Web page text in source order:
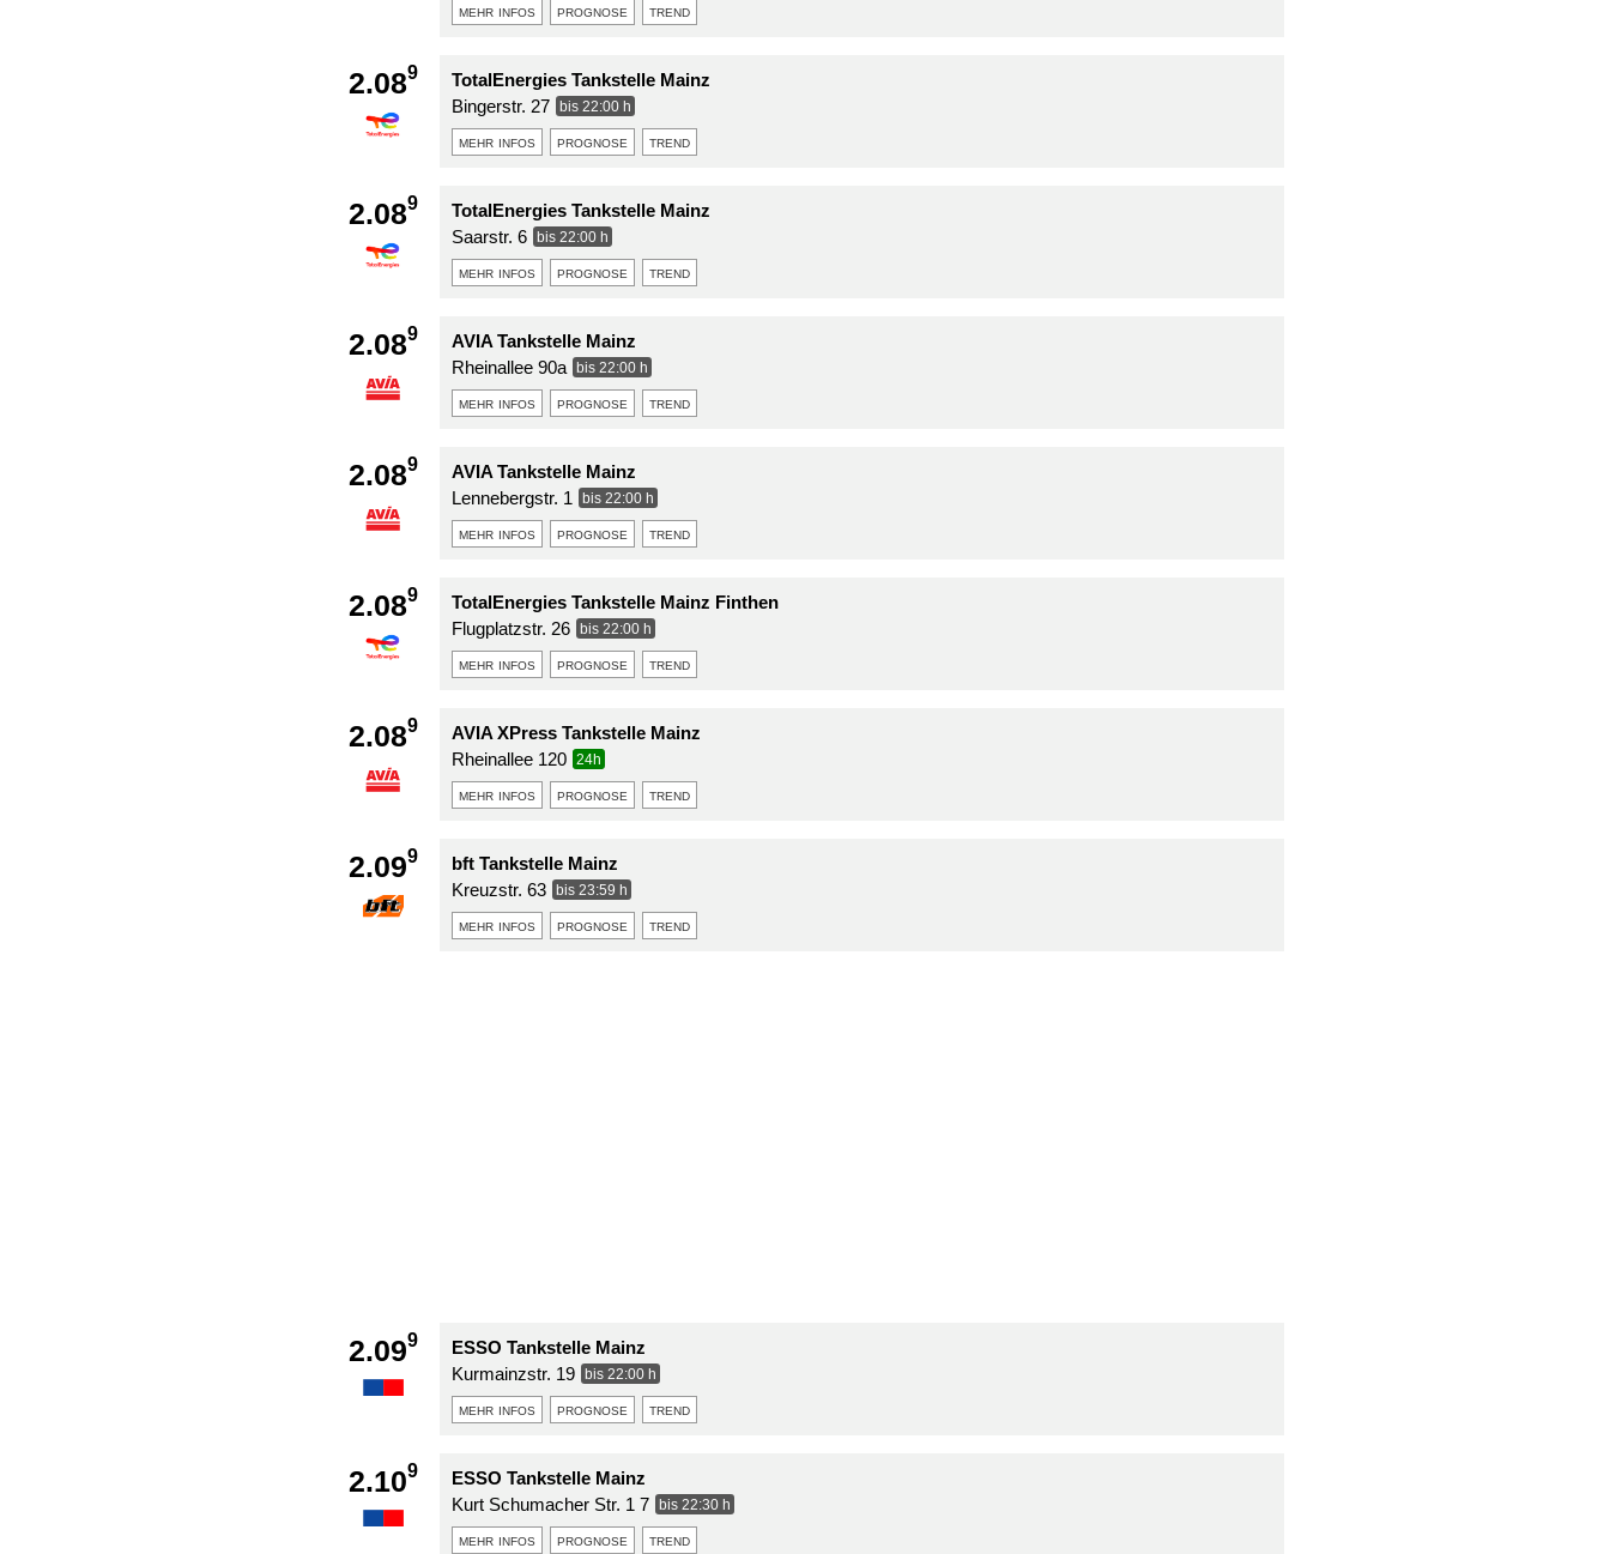
mehr infos prognose trend
2.089
TotalEnergies Tankstelle Mainz
Bingerstr. 27
bis 22:00 h
mehr infos prognose trend
2.089
TotalEnergies Tankstelle Mainz
Saarstr. 6
bis 22:00 h
mehr infos prognose trend
2.089
AVIA Tankstelle Mainz
Rheinallee 90a
bis 22:00 h
mehr infos prognose trend
2.089
AVIA Tankstelle Mainz
Lennebergstr. 1
bis 22:00 h
mehr infos prognose trend
2.089
TotalEnergies Tankstelle Mainz Finthen
Flugplatzstr. 26
bis 22:00 h
mehr infos prognose trend
2.089
AVIA XPress Tankstelle Mainz
Rheinallee 120
24h
mehr infos prognose trend
2.099
bft Tankstelle Mainz
Kreuzstr. 63
bis 23:59 h
mehr infos prognose trend
2.099
ESSO Tankstelle Mainz
Kurmainzstr. 19
bis 22:00 h
mehr infos prognose trend
2.109
ESSO Tankstelle Mainz
Kurt Schumacher Str. 1 7
bis 22:30 h
mehr infos prognose trend